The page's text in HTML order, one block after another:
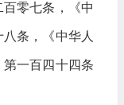
零七条，《中
条，《中华人
一百四十四条